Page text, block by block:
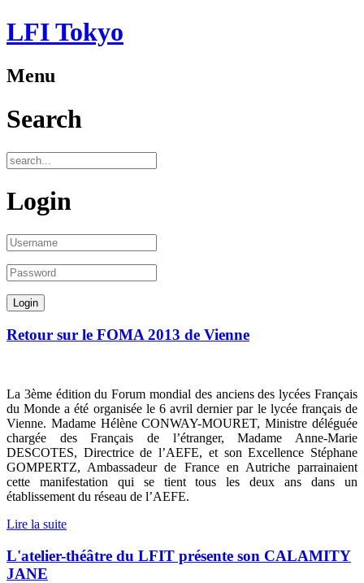
LFI Tokyo
Menu
Search
Login
Retour sur le FOMA 2013 de Vienne
La 3ème édition du Forum mondial des anciens des lycées Français
du Monde a été organisée le 6 avril dernier par le lycée français de
Vienne. Madame Hélène CONWAY-MOURET, Ministre déléguée
chargée des Français de l’étranger, Madame Anne-Marie
DESCOTES, Directrice de l’AEFE, et son Excellence Stéphane
GOMPERTZ, Ambassadeur de France en Autriche parrainaient
cette manifestation qui se tient tous les deux ans dans un
établissement du réseau de l’AEFE.
Lire la suite
L'atelier-théâtre du LFIT présente son CALAMITY
JANE